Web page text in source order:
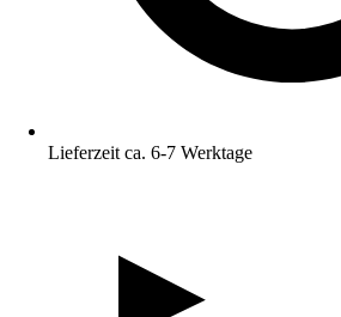
Lieferzeit ca. 6-7 Werktage